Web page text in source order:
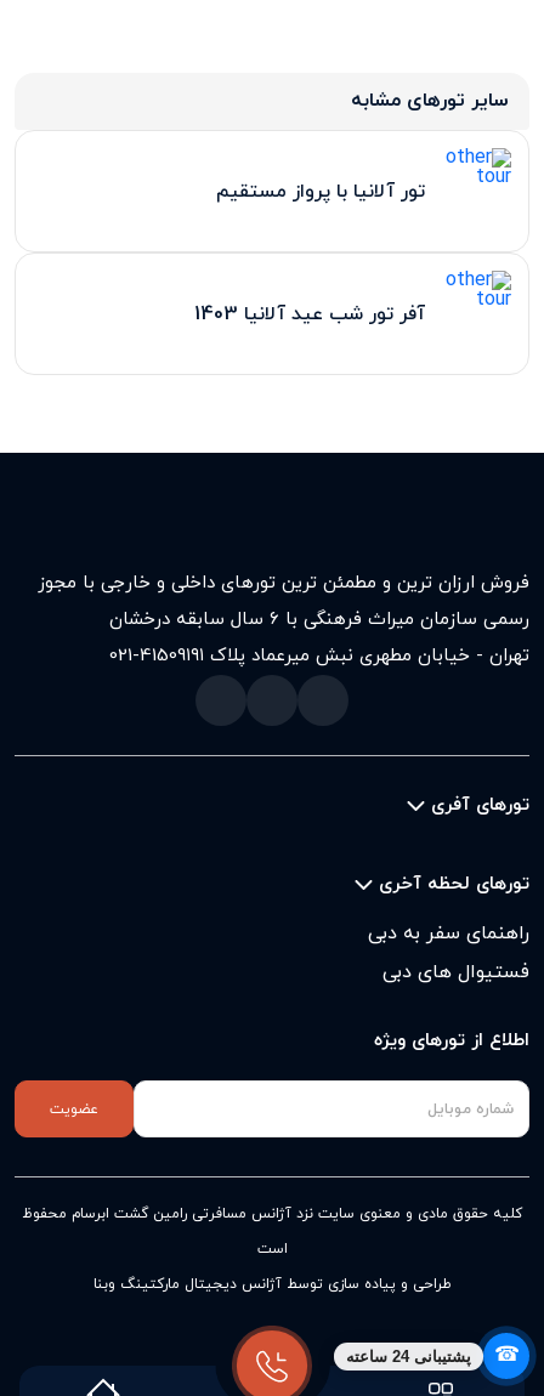
سایر تورهای مشابه
تور آلانیا با پرواز مستقیم
آفر تور شب عید آلانیا 1403
فروش ارزان ترین و مطمئن ترین تورهای داخلی و خارجی با مجوز
رسمی سازمان میراث فرهنگی با ۶ سال سابقه درخشان
تهران - خیابان مطهری نبش میرعماد پلاک ۱۹۱
021-41509
تورهای آفری
تورهای لحظه آخری
راهنمای سفر به دبی
فستیوال های دبی
اطلاع از تورهای ویژه
عضویت
کلیه حقوق مادی و معنوی سایت نزد آژانس مسافرتی رامین گشت ابرسام محفوظ
است
طراحی و پیاده سازی توسط آژانس دیجیتال مارکتینگ وبنا
☎ پشتیبانی 24 ساعته